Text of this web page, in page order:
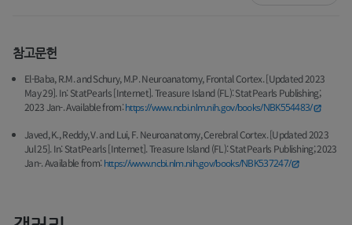
참고문헌
El-Baba, R.M. and Schury, M.P. Neuroanatomy, Frontal Cortex. [Updated 2023
May 29]. In: StatPearls [Internet]. Treasure Island (FL): StatPearls Publishing;
2023 Jan-. Available from:https://www.ncbi.nlm.nih.gov/books/NBK554483/
Javed, K., Reddy, V. and Lui, F. Neuroanatomy, Cerebral Cortex. [Updated 2023
Jul 25]. In: StatPearls [Internet]. Treasure Island (FL): StatPearls Publishing; 2023
Jan-. Available from:https://www.ncbi.nlm.nih.gov/books/NBK537247/